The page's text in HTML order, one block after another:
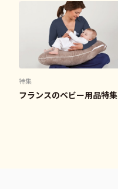
特集
フランスのベビー用品特集